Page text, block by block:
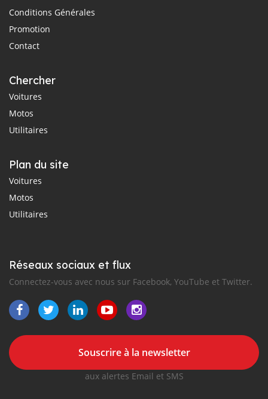
Conditions Générales
Promotion
Contact
Chercher
Voitures
Motos
Utilitaires
Plan du site
Voitures
Motos
Utilitaires
Réseaux sociaux et flux
Connectez-vous avec nous sur Facebook, YouTube et Twitter.
Souscrire à la newsletter
aux alertes Email et SMS